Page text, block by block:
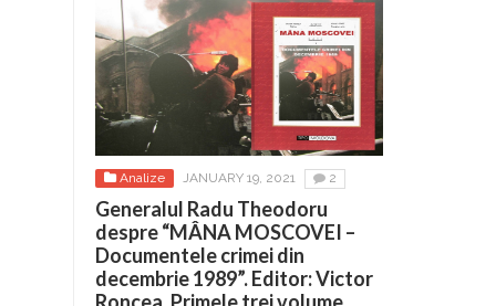
Analize JANUARY 19, 2021 2
Generalul Radu Theodoru
despre “MÂNA MOSCOVEI –
Documentele crimei din
decembrie 1989”. Editor: Victor